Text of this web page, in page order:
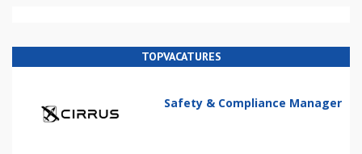
TOPVACATURES
Safety & Compliance Manager